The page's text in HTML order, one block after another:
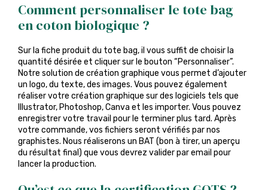
Comment personnaliser le tote bag
en coton biologique ?
Sur la fiche produit du tote bag, il vous suffit de choisir la
quantité désirée et cliquer sur le bouton “Personnaliser”.
Notre solution de création graphique vous permet d’ajouter
un logo, du texte, des images. Vous pouvez également
réaliser votre création graphique sur des logiciels tels que
Illustrator, Photoshop, Canva et les importer. Vous pouvez
enregistrer votre travail pour le terminer plus tard. Après
votre commande, vos fichiers seront vérifiés par nos
graphistes. Nous réaliserons un BAT (bon à tirer, un aperçu
du résultat final) que vous devrez valider par email pour
lancer la production.